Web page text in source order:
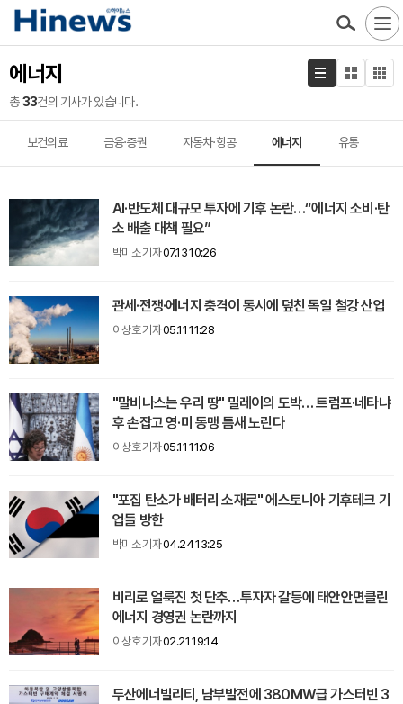
에너지
총33건의 기사가 있습니다.
보건의료 금융·증권 자동차·항공 에너지 유통
AI·반도체 대규모 투자에 기후 논란…“에너지 소비·탄
소 배출 대책 필요”
박미소 기자07.13 10:26
관세·전쟁·에너지 충격이 동시에 덮친 독일 철강 산업
이상호 기자05.11 11:28
"말비나스는 우리 땅" 밀레이의 도박… 트럼프·네타냐
후 손잡고 영·미 동맹 틈새 노린다
이상호 기자05.11 11:06
"포집 탄소가 배터리 소재로" 에스토니아 기후테크 기
업들 방한
박미소 기자04.24 13:25
비리로 얼룩진 첫 단추…투자자 갈등에 태안안면클린
에너지 경영권 논란까지
이상호 기자02.21 19:14
두산에너빌리티, 남부발전에 380MW급 가스터빈 3